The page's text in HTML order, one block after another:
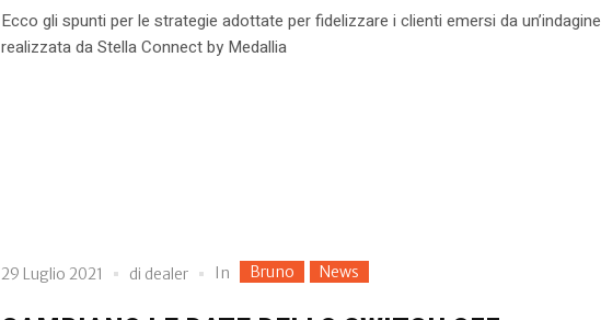
Ecco gli spunti per le strategie adottate per fidelizzare i clienti emersi da un’indagine
realizzata da Stella Connect by Medallia
29 Luglio 2021 di dealer In Bruno News